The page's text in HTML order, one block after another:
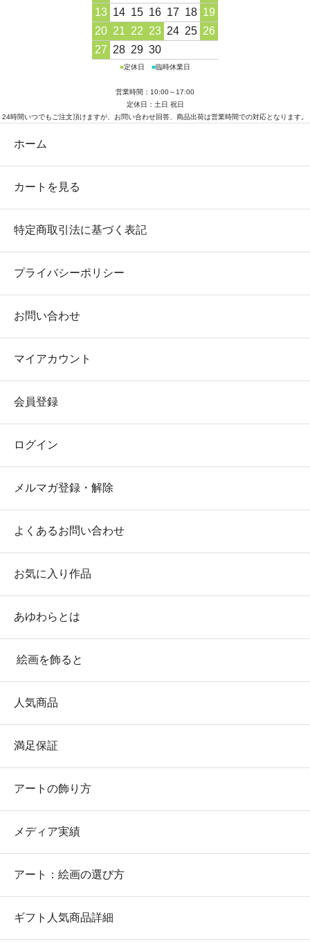
13 14 15 16 17 18 19
20 21 22 23 24 25 26
27 28 29 30
■定休日 ■臨時休業日
営業時間：10:00～17:00
定休日：土日 祝日
24時間いつでもご注文頂けますが、お問い合わせ回答、商品出荷は営業時間での対応となります。
ホーム
カートを見る
特定商取引法に基づく表記
プライバシーポリシー
お問い合わせ
マイアカウント
会員登録
ログイン
メルマガ登録・解除
よくあるお問い合わせ
お気に入り作品
あゆわらとは
絵画を飾ると
人気商品
満足保証
アートの飾り方
メディア実績
アート：絵画の選び方
ギフト人気商品詳細